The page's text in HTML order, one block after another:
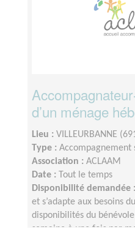
d’un ménage
Lieu : VILLEURBANNE
Type : Accompagnement
Association : ACLAAM
Date :
Tout le temps
Disponibilité demandée :
et s’adapte aux besoins
disponibilités du
semaine à une fois par